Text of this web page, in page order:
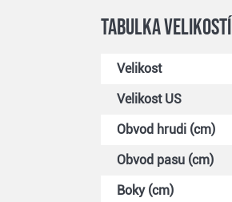
Tabulka velikostí
Velikost
Velikost US
Obvod hrudi (cm)
Obvod pasu (cm)
Boky (cm)